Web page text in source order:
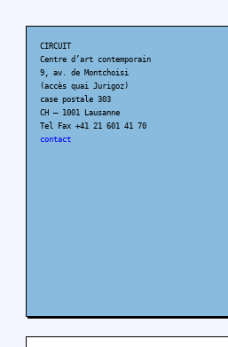
CIRCUIT
Centre d’art contemporain
9, av. de Montchoisi
(accès quai Jurigoz)
case postale 303
CH – 1001 Lausanne
Tel Fax +41 21 601 41 70
contact